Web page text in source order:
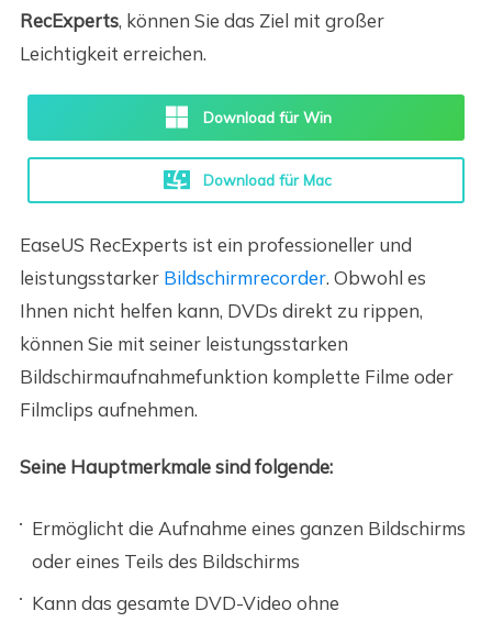
RecExperts, können Sie das Ziel mit großer
Leichtigkeit erreichen.
Download für Win
Download für Mac
EaseUS RecExperts ist ein professioneller und
leistungsstarker Bildschirmrecorder. Obwohl es
Ihnen nicht helfen kann, DVDs direkt zu rippen,
können Sie mit seiner leistungsstarken
Bildschirmaufnahmefunktion komplette Filme oder
Filmclips aufnehmen.
Seine Hauptmerkmale sind folgende:
Ermöglicht die Aufnahme eines ganzen Bildschirms
oder eines Teils des Bildschirms
Kann das gesamte DVD-Video ohne